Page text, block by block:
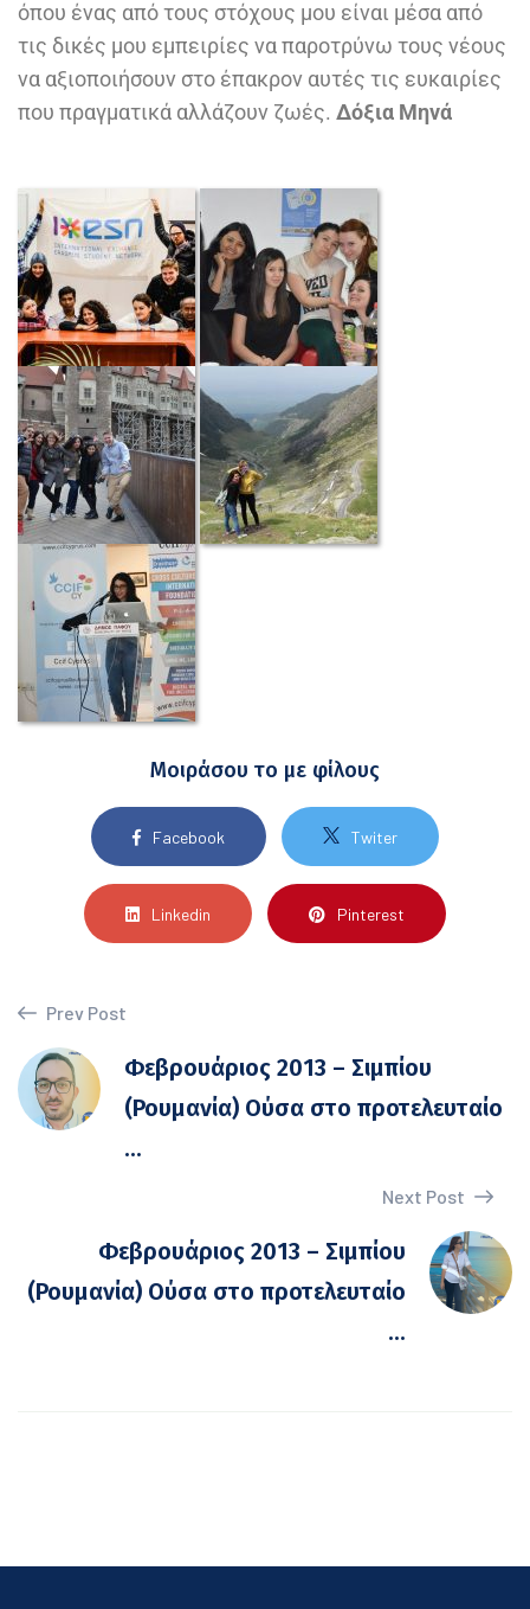
όπου ένας από τους στόχους μου είναι μέσα από
τις δικές μου εμπειρίες να παροτρύνω τους νέους
να αξιοποιήσουν στο έπακρον αυτές τις ευκαιρίες
που πραγματικά αλλάζουν ζωές. Δόξια Μηνά
Μοιράσου το με φίλους
Facebook Twiter
Linkedin Pinterest
Prev Post
Φεβρουάριος 2013 – Σιμπίου
(Ρουμανία) Ούσα στο προτελευταίο
...
Next Post
Φεβρουάριος 2013 – Σιμπίου
(Ρουμανία) Ούσα στο προτελευταίο
...